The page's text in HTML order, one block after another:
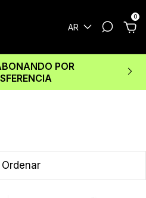
AR
0
POR
Ordenar